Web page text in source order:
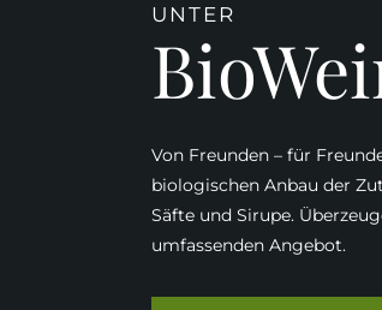
UNTER
Von Freunden – für
biologischen Anbau der
Säfte und Sirupe.
umfassenden Angebot.